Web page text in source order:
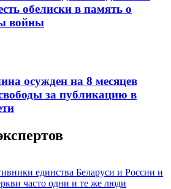
обелиски в память о
войны
осужден на 8 месяцев
за публикацию в
единства Беларуси и России и
часто одни и те же люди